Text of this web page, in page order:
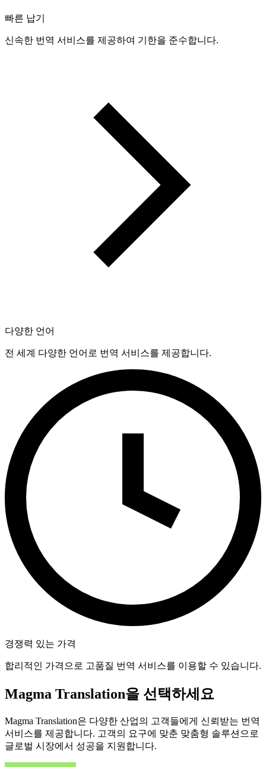
빠른 납기
신속한 번역 서비스를 제공하여 기한을 준수합니다.
다양한 언어
전 세계 다양한 언어로 번역 서비스를 제공합니다.
경쟁력 있는 가격
합리적인 가격으로 고품질 번역 서비스를 이용할 수 있습니다.
Magma Translation을 선택하세요
Magma Translation은 다양한 산업의 고객들에게 신뢰받는 번역
서비스를 제공합니다. 고객의 요구에 맞춘 맞춤형 솔루션으로
글로벌 시장에서 성공을 지원합니다.